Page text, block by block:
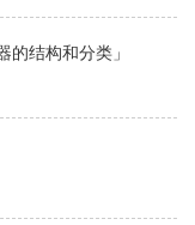
结构和分类」